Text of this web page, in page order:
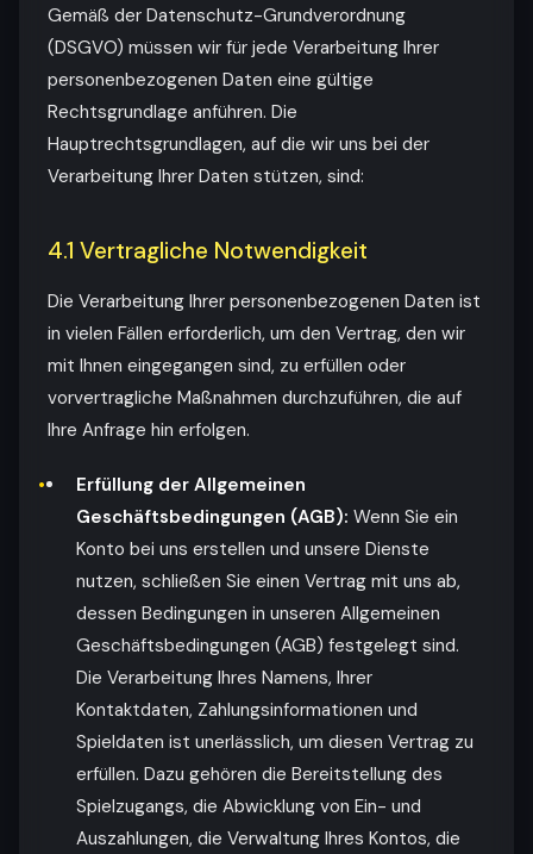
Gemäß der Datenschutz-Grundverordnung
(DSGVO) müssen wir für jede Verarbeitung Ihrer
personenbezogenen Daten eine gültige
Rechtsgrundlage anführen. Die
Hauptrechtsgrundlagen, auf die wir uns bei der
Verarbeitung Ihrer Daten stützen, sind:
4.1 Vertragliche Notwendigkeit
Die Verarbeitung Ihrer personenbezogenen Daten ist
in vielen Fällen erforderlich, um den Vertrag, den wir
mit Ihnen eingegangen sind, zu erfüllen oder
vorvertragliche Maßnahmen durchzuführen, die auf
Ihre Anfrage hin erfolgen.
Erfüllung der Allgemeinen
Geschäftsbedingungen (AGB): Wenn Sie ein
Konto bei uns erstellen und unsere Dienste
nutzen, schließen Sie einen Vertrag mit uns ab,
dessen Bedingungen in unseren Allgemeinen
Geschäftsbedingungen (AGB) festgelegt sind.
Die Verarbeitung Ihres Namens, Ihrer
Kontaktdaten, Zahlungsinformationen und
Spieldaten ist unerlässlich, um diesen Vertrag zu
erfüllen. Dazu gehören die Bereitstellung des
Spielzugangs, die Abwicklung von Ein- und
Auszahlungen, die Verwaltung Ihres Kontos, die